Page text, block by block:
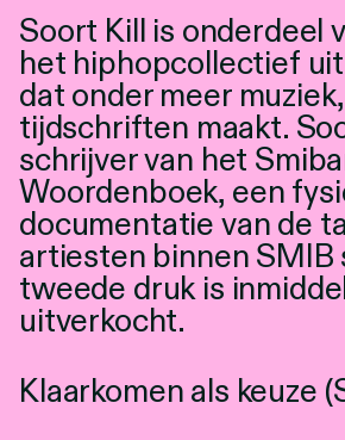
Soort Kill is onderdeel
het hiphopcollectief
dat onder meer
tijdschriften maakt.
schrijver van het
Woordenboek, een
documentatie van de
artiesten binnen SMIB
tweede druk is
uitverkocht.
Klaarkomen als keuze
Locaties
Personen
Toegankelijkheid
Stadsdichter